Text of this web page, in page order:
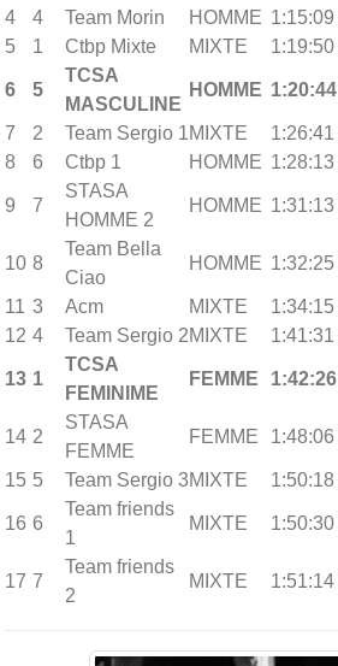
4 4 Team Morin HOMME 1:15:09
5
1 Ctbp Mixte MIXTE 1:19:50
6 5
TCSA
MASCULINE
HOMME 1:20:44
7 2 Team Sergio 1MIXTE 1:26:41
8
6 Ctbp 1 HOMME 1:28:13
9 7
STASA
HOMME 2
HOMME 1:31:13
10 8
Team Bella
Ciao
HOMME 1:32:25
11 3 Acm MIXTE 1:34:15
12 4 Team Sergio 2MIXTE 1:41:31
13 1
TCSA
FEMINIME
FEMME 1:42:26
14 2
STASA
FEMME
FEMME 1:48:06
15 5 Team Sergio 3MIXTE 1:50:18
16 6
Team friends
1
MIXTE 1:50:30
17 7
Team friends
2
MIXTE 1:51:14